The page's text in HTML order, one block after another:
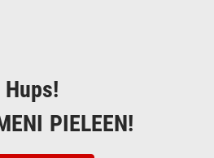
Hups!
PIELEEN!